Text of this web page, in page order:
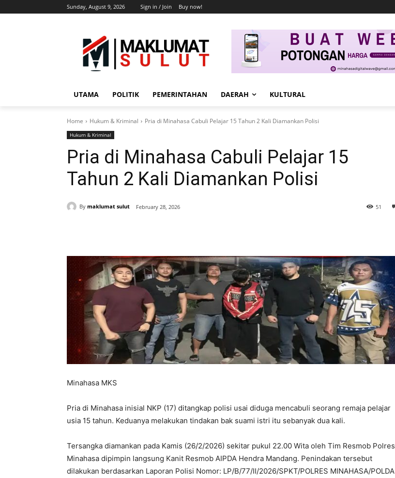
Sunday, August 9, 2026 Sign in / Join Buy now!
UTAMA POLITIK PEMERINTAHAN DAERAH KULTURAL
Home Hukum & Kriminal Pria di Minahasa Cabuli Pelajar 15 Tahun 2 Kali Diamankan Polisi
Hukum & Kriminal
Pria di Minahasa Cabuli Pelajar 15
Tahun 2 Kali Diamankan Polisi
By maklumat sulut February 28, 2026 51
Minahasa MKS
Pria di Minahasa inisial NKP (17) ditangkap polisi usai diduga mencabuli seorang remaja pelajar
usia 15 tahun. Keduanya melakukan tindakan bak suami istri itu sebanyak dua kali.
Tersangka diamankan pada Kamis (26/2/2026) sekitar pukul 22.00 Wita oleh Tim Resmob Polres
Minahasa dipimpin langsung Kanit Resmob AIPDA Hendra Mandang. Penindakan tersebut
dilakukan berdasarkan Laporan Polisi Nomor: LP/B/77/II/2026/SPKT/POLRES MINAHASA/POLDA